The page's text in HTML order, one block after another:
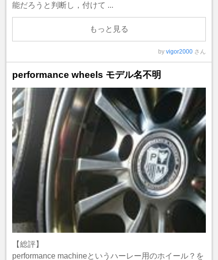
能だろうと判断し，付けて ...
もっと見る
by vigor2000 さん
performance wheels モデル名不明
【総評】
performance machineというハーレー用のホイール？を